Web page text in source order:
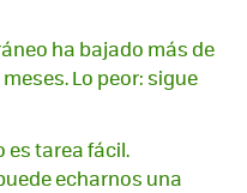
ha bajado más de
Lo peor: sigue
es tarea fácil.
echarnos una